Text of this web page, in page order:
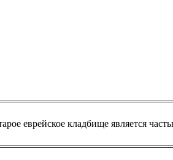
еврейское кладбище является